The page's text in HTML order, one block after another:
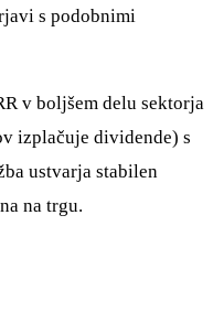
s podobnimi
v boljšem delu sektorja
izplačuje dividende) s
ustvarja stabilen
na trgu.